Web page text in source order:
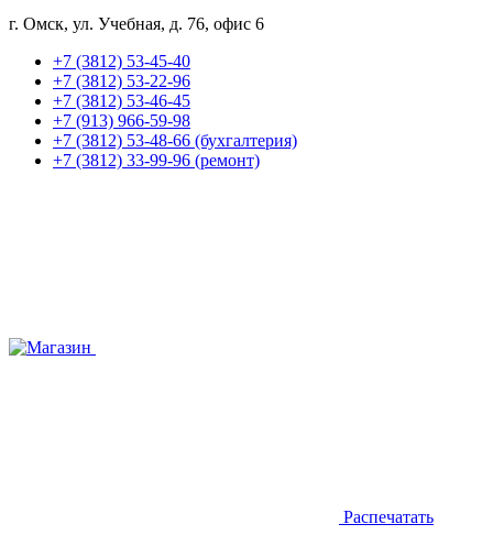
г. Омск, ул. Учебная, д. 76, офис 6
+7 (3812) 53-45-40
+7 (3812) 53-22-96
+7 (3812) 53-46-45
+7 (913) 966-59-98
+7 (3812) 53-48-66 (бухгалтерия)
+7 (3812) 33-99-96 (ремонт)
Распечатать